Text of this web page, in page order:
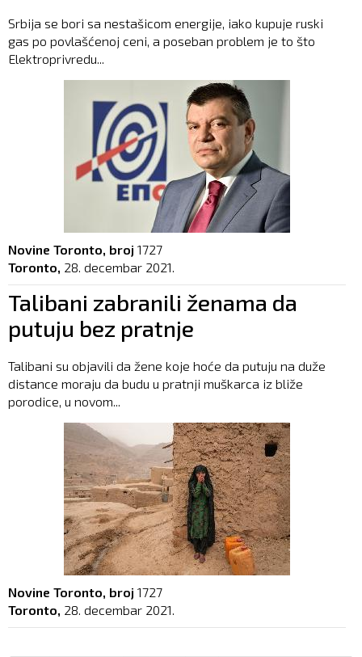
Srbija se bori sa nestašicom energije, iako kupuje ruski
gas po povlašćenoj ceni, a poseban problem je to što
Elektroprivredu...
Novine Toronto, broj 1727
Toronto, 28. decembar 2021.
Talibani zabranili ženama da
putuju bez pratnje
Talibani su objavili da žene koje hoće da putuju na duže
distance moraju da budu u pratnji muškarca iz bliže
porodice, u novom...
Novine Toronto, broj 1727
Toronto, 28. decembar 2021.
Pages